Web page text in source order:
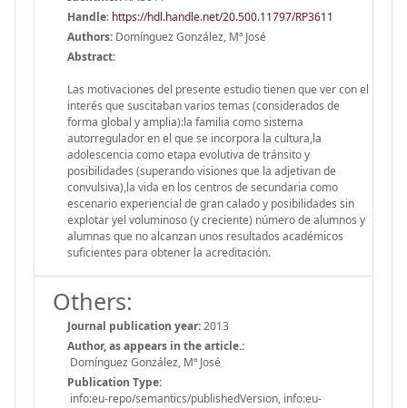
Handle: https://hdl.handle.net/20.500.11797/RP3611
Authors: Domínguez González, Mª José
Abstract:
Las motivaciones del presente estudio tienen que ver con el
interés que suscitaban varios temas (considerados de
forma global y amplia):la familia como sistema
autorregulador en el que se incorpora la cultura,la
adolescencia como etapa evolutiva de tránsito y
posibilidades (superando visiones que la adjetivan de
convulsiva),la vida en los centros de secundaria como
escenario experiencial de gran calado y posibilidades sin
explotar yel voluminoso (y creciente) número de alumnos y
alumnas que no alcanzan unos resultados académicos
suficientes para obtener la acreditación.
Others:
Journal publication year:2013
Author, as appears in the article.:
Domínguez González, Mª José
Publication Type:
info:eu-repo/semantics/publishedVersion, info:eu-